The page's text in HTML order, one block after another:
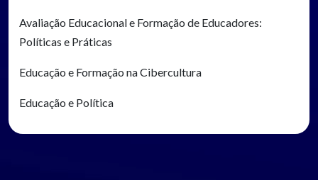
Avaliação Educacional e Formação de Educadores:
Políticas e Práticas
Educação e Formação na Cibercultura
Educação e Política